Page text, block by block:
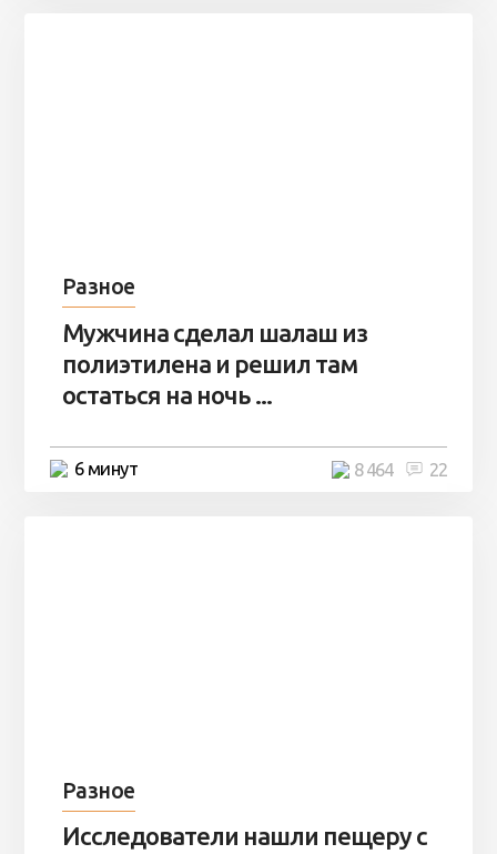
Разное
Мужчина сделал шалаш из
полиэтилена и решил там
остаться на ночь ...
6 минут 22
8 464
Разное
Исследователи нашли пещеру с